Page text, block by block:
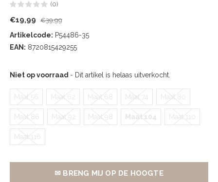
(0)
€19,99 €39,99
Artikelcode: P54486-35
EAN: 8720815429255
Niet op voorraad - Dit artikel is helaas uitverkocht.
Maat 56 Maat 62 Maat 68 Maat 74 Maat 80
Maat 86 Maat 92 Maat 98 Maat 104 Maat 110
Maat 116
✉ BRENG MIJ OP DE HOOGTE